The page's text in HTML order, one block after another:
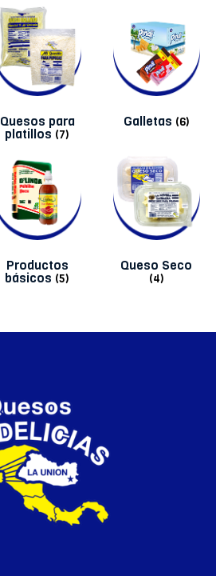
Quesos para
platillos (7)
Galletas (6)
Productos
básicos (5)
Queso Seco
(4)